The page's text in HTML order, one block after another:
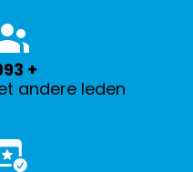
andere leden
+